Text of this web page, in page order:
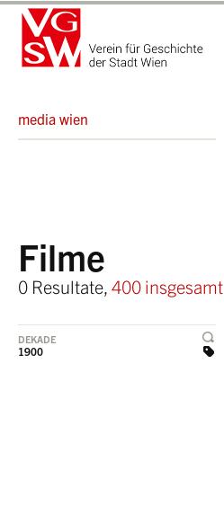
media wien
Filme
0 Resultate, 400 insgesamt
DEKADE
1900